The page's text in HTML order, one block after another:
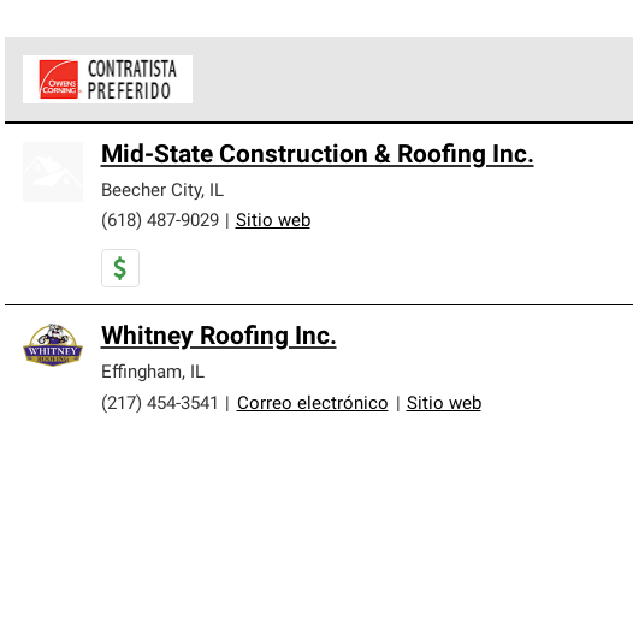
cumplen con altos estándares y requisitos estrictos de profesionalismo
Mid-State Construction & Roofing Inc.
Beecher City,
IL
(618) 487-9029
Sitio web
Whitney Roofing Inc.
Effingham,
IL
(217) 454-3541
Correo electrónico Sitio web